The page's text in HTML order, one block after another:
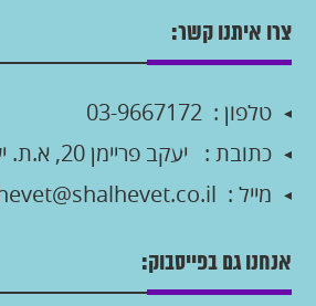
צרו איתנו קשר:
טלפון : 03-9667172
כתובת :
יעקב פריימן 20, א.ת. ישן (בניין דרייב-אין)
מייל :
אנחנו גם בפייסבוק: